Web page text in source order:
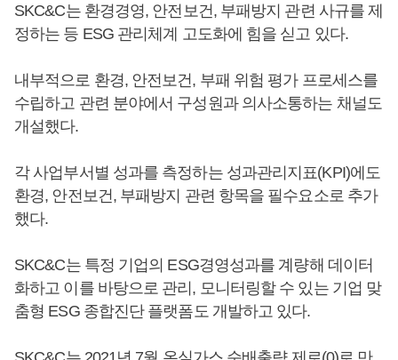
SKC&C는 환경경영, 안전보건, 부패방지 관련 사규를 제
정하는 등 ESG 관리체계 고도화에 힘을 싣고 있다.
내부적으로 환경, 안전보건, 부패 위험 평가 프로세스를
수립하고 관련 분야에서 구성원과 의사소통하는 채널도
개설했다.
각 사업부서별 성과를 측정하는 성과관리지표(KPI)에도
환경, 안전보건, 부패방지 관련 항목을 필수요소로 추가
했다.
SKC&C는 특정 기업의 ESG경영성과를 계량해 데이터
화하고 이를 바탕으로 관리, 모니터링할 수 있는 기업 맞
춤형 ESG 종합진단 플랫폼도 개발하고 있다.